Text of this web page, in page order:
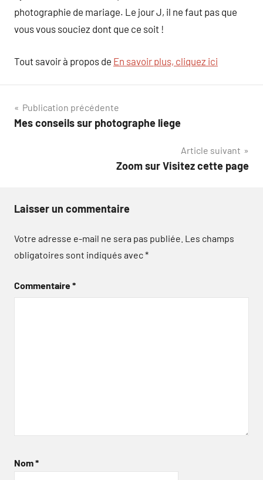
photographie de mariage. Le jour J, il ne faut pas que
vous vous souciez dont que ce soit !
Tout savoir à propos de En savoir plus, cliquez ici
Navigation
de
Publication précédente
Mes conseils sur photographe liege
Article suivant
Zoom sur Visitez cette page
Laisser un commentaire
Votre adresse e-mail ne sera pas publiée. Les champs
obligatoires sont indiqués avec*
Commentaire*
Nom*